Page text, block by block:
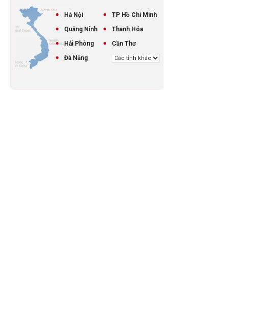
Hà Nội
TP Hồ Chí Minh
Quảng Ninh
Thanh Hóa
Hải Phòng
Cần Thơ
Đà Nẵng